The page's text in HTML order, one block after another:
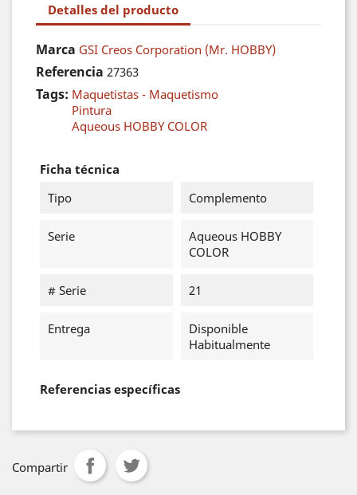
Detalles del producto
Marca GSI Creos Corporation (Mr. HOBBY)
Referencia 27363
Tags: Maquetistas - Maquetismo
Pintura
Aqueous HOBBY COLOR
Ficha técnica
Tipo
Complemento
Serie
Aqueous HOBBY
COLOR
# Serie 21
Entrega
Disponible
Habitualmente
Referencias específicas
Compartir